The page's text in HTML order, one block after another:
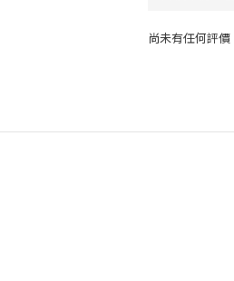
尚未有任何評價